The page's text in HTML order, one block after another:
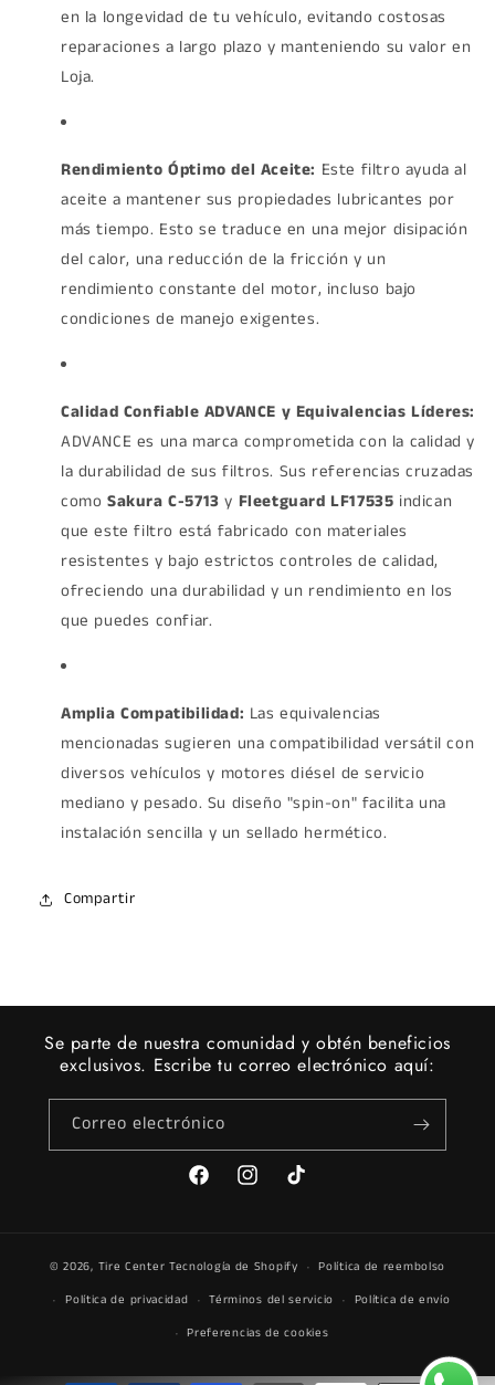
en la longevidad de tu vehículo, evitando costosas
reparaciones a largo plazo y manteniendo su valor en
Loja.
Rendimiento Óptimo del Aceite: Este filtro ayuda al
aceite a mantener sus propiedades lubricantes por
más tiempo. Esto se traduce en una mejor disipación
del calor, una reducción de la fricción y un
rendimiento constante del motor, incluso bajo
condiciones de manejo exigentes.
Calidad Confiable ADVANCE y Equivalencias Líderes:
ADVANCE es una marca comprometida con la calidad y
la durabilidad de sus filtros. Sus referencias cruzadas
como Sakura C-5713 y Fleetguard LF17535 indican
que este filtro está fabricado con materiales
resistentes y bajo estrictos controles de calidad,
ofreciendo una durabilidad y un rendimiento en los
que puedes confiar.
Amplia Compatibilidad: Las equivalencias
mencionadas sugieren una compatibilidad versátil con
diversos vehículos y motores diésel de servicio
mediano y pesado. Su diseño "spin-on" facilita una
instalación sencilla y un sellado hermético.
Compartir
Se parte de nuestra comunidad y obtén beneficios
exclusivos. Escribe tu correo electrónico aquí:
Correo electrónico
FacebookInstagramTikTok
© 2026, Tire Center Tecnología de Shopify
Política de reembolso
Política de privacidad
Términos del servicio
Política de envío
Preferencias de cookies